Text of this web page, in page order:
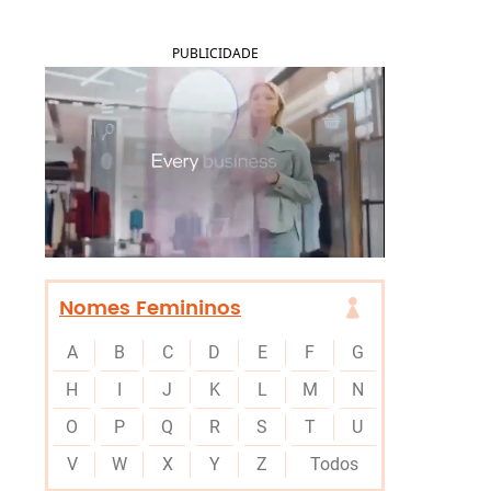
PUBLICIDADE
Nomes Femininos
A B C D E F
G
H
I J K L M
N
O
P Q R S T
U
V
W X Y Z Todos